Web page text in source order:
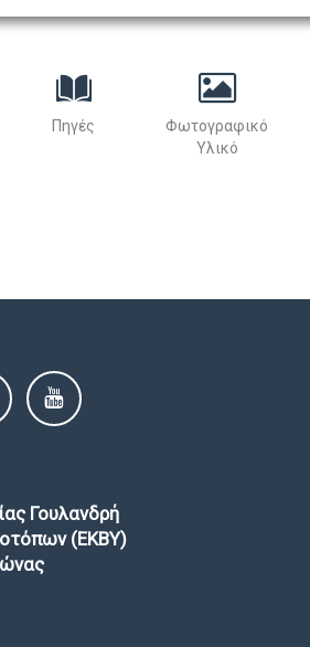
Πηγές
Φωτογραφικό
Υλικό
Γουλανδρή
(EKBY)